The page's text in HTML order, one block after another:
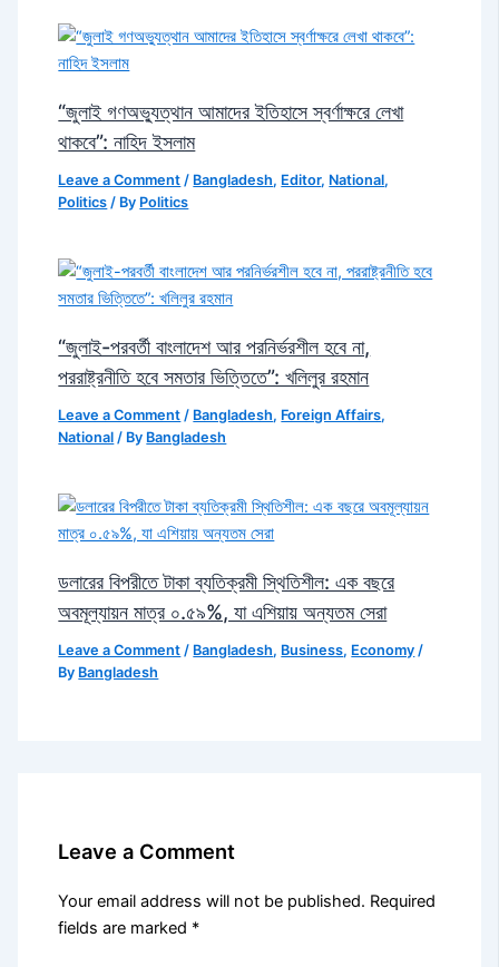
“জুলাই গণঅভ্যুত্থান আমাদের ইতিহাসে স্বর্ণাক্ষরে লেখা
থাকবে”: নাহিদ ইসলাম
Leave a Comment / Bangladesh, Editor, National,
Politics / By Politics
“জুলাই-পরবর্তী বাংলাদেশ আর পরনির্ভরশীল হবে না,
পররাষ্ট্রনীতি হবে সমতার ভিত্তিতে”: খলিলুর রহমান
Leave a Comment / Bangladesh, Foreign Affairs,
National / By Bangladesh
ডলারের বিপরীতে টাকা ব্যতিক্রমী স্থিতিশীল: এক বছরে
অবমূল্যায়ন মাত্র ০.৫৯%, যা এশিয়ায় অন্যতম সেরা
Leave a Comment / Bangladesh, Business, Economy /
By Bangladesh
Leave a Comment
Your email address will not be published. Required
fields are marked *